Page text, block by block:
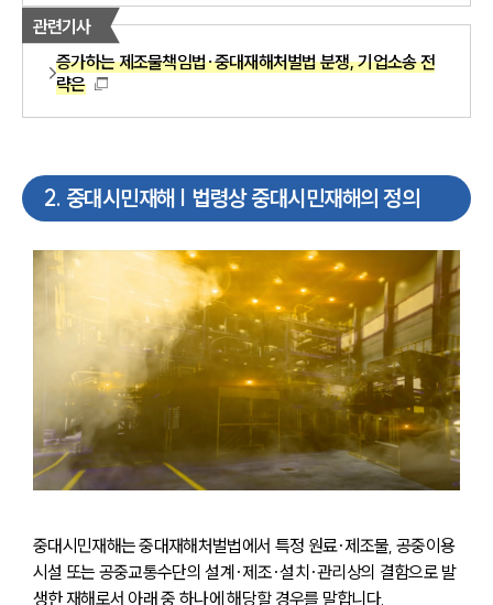
관련기사
증가하는 제조물책임법·중대재해처벌법 분쟁, 기업소송 전
략은
2. 중대시민재해 | 법령상 중대시민재해의 정의
중대시민재해는 중대재해처벌법에서 특정 원료·제조물, 공중이용
시설 또는 공중교통수단의 설계·제조·설치·관리상의 결함으로 발
생한 재해로서 아래 중 하나에 해당할 경우를 말합니다.